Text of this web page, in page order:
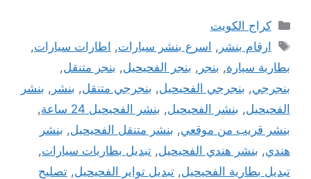
التصنيفات
كراج الكويت
الوسوم
ارقام بنشر , اسرع بنشر سيارات, اطارات سيارات,
بطارية سيارة, بنجر , بنجر الفحيحيل, بنجر متنقل,
بنجرجي, بنجرجي الفحيحيل, بنجرجي متنقل, بنشر , بنشر
الفحيحيل, بنشر الفحيحيل, بنشر الفحيحيل 24 ساعة
,
بنشر قريب من موقعي, بنشر متنقل الفحيحيل, بنشر
هندي, بنشر هندي الفحيحيل, تبديل بطاريات سيارات,
تبديل بطارية الفحيحيل, تبديل تواير الفحيحيل, تصليح